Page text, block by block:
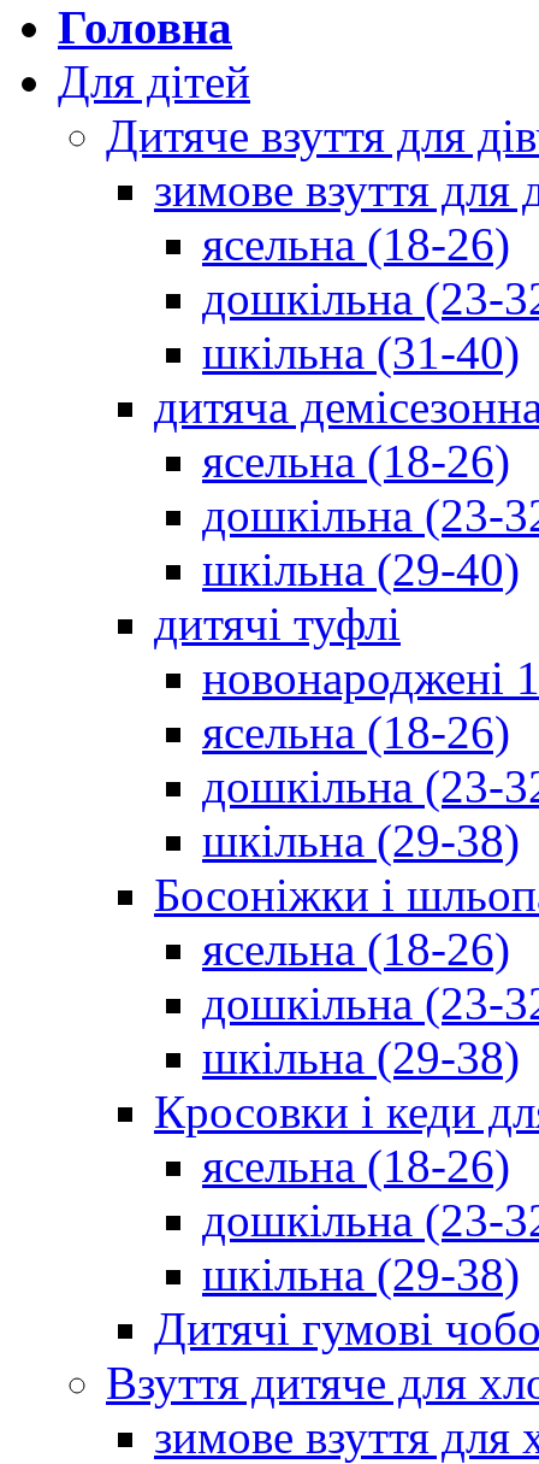
Головна
Для дітей
Дитяче взуття для
зимове взуття для
ясельна (18-26)
дошкільна (23-
шкільна (31-40)
дитяча
ясельна (18-26)
дошкільна (23-
шкільна (29-40)
дитячі туфлі
новонароджені
ясельна (18-26)
дошкільна (23-
шкільна (29-38)
Босоніжки і
ясельна (18-26)
дошкільна (23-
шкільна (29-38)
Кросовки і кеди
ясельна (18-26)
дошкільна (23-
шкільна (29-38)
Дитячі гумові
Взуття дитяче для
зимове взуття для